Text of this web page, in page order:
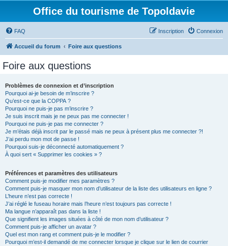
Office du tourisme de Topoldavie
FAQ Connexion
Inscription
Accueil du forum Foire aux questions
Foire aux questions
Problèmes de connexion et d’inscription
Pourquoi ai-je besoin de m’inscrire ?
Qu’est-ce que la COPPA ?
Pourquoi ne puis-je pas m’inscrire ?
Je suis inscrit mais je ne peux pas me connecter !
Pourquoi ne puis-je pas me connecter ?
Je m’étais déjà inscrit par le passé mais ne peux à présent plus me connecter ?!
J’ai perdu mon mot de passe !
Pourquoi suis-je déconnecté automatiquement ?
À quoi sert « Supprimer les cookies » ?
Préférences et paramètres des utilisateurs
Comment puis-je modifier mes paramètres ?
Comment puis-je masquer mon nom d’utilisateur de la liste des utilisateurs en ligne ?
L’heure n’est pas correcte !
J’ai réglé le fuseau horaire mais l’heure n’est toujours pas correcte !
Ma langue n’apparaît pas dans la liste !
Que signifient les images situées à côté de mon nom d’utilisateur ?
Comment puis-je afficher un avatar ?
Quel est mon rang et comment puis-je le modifier ?
Pourquoi m’est-il demandé de me connecter lorsque je clique sur le lien de courrier